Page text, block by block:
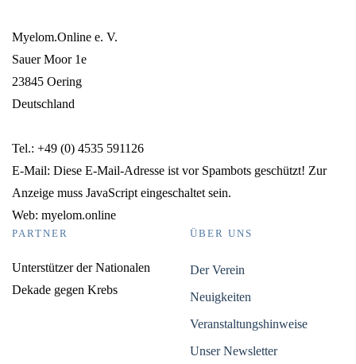
Myelom.Online e. V.
Sauer Moor 1e
23845 Oering
Deutschland
Tel.: +49 (0) 4535 591126
E-Mail: Diese E-Mail-Adresse ist vor Spambots geschützt! Zur
Anzeige muss JavaScript eingeschaltet sein.
Web: myelom.online
PARTNER
Unterstützer der Nationalen
Dekade gegen Krebs
ÜBER UNS
Der Verein
Neuigkeiten
Veranstaltungshinweise
Unser Newsletter